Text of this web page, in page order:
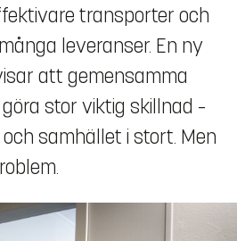
transporter och
leveranser. En ny
att gemensamma
stor viktig skillnad –
samhället i stort. Men